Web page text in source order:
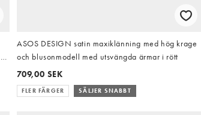
ASOS DESIGN satin maxiklänning med hög krage
och blusonmodell med utsvängda ärmar i rött
709,00 SEK
FLER FÄRGER SÄLJER SNABBT